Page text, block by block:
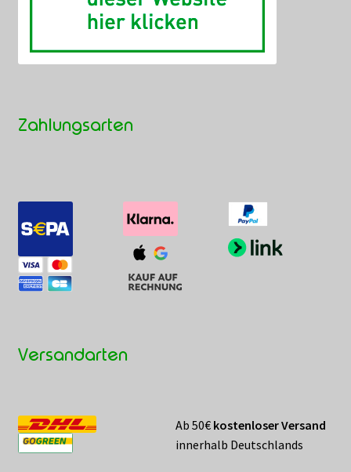
Zahlungsarten
Versandarten
Ab 50€ kostenloser Versand
innerhalb Deutschlands